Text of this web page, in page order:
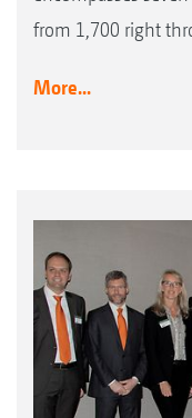
from 1,700 right
More...